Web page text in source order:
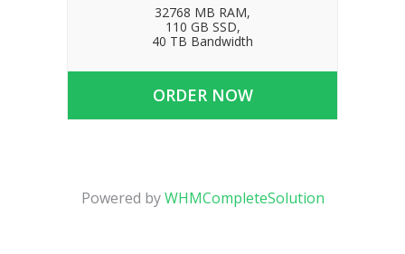
32768 MB RAM,
110 GB SSD,
40 TB Bandwidth
ORDER NOW
Powered byWHMCompleteSolution